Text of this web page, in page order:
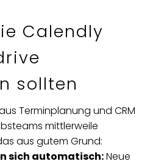
Calendly
sollten
Terminplanung und CRM
mittlerweile
aus gutem Grund:
sich automatisch:Neue